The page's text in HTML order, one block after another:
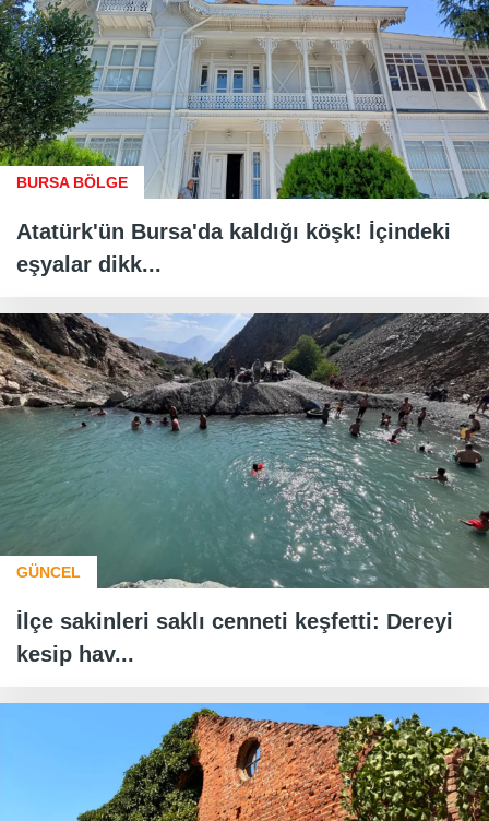
BURSA BÖLGE
Atatürk'ün Bursa'da kaldığı köşk! İçindeki
eşyalar dikk...
GÜNCEL
İlçe sakinleri saklı cenneti keşfetti: Dereyi
kesip hav...